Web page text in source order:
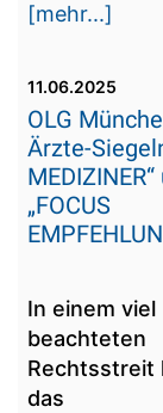
[mehr...]
11.06.2025
OLG
Ärzte-
MEDIZINER“
„FOCUS
In einem viel
beachteten
Rechtsstreit
das